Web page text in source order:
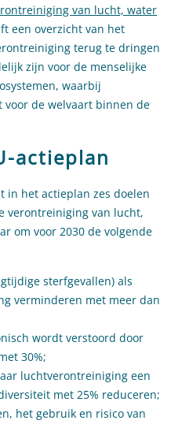
van lucht, water
een overzicht van het
terug te dringen
zijn voor de menselijke
waarbij
de welvaart binnen de
actieplan
in het actieplan zes doelen
verontreiniging van lucht,
om voor 2030 de volgende
sterfgevallen) als
verminderen met meer dan
wordt verstoord door
30%;
luchtverontreiniging een
met 25% reduceren;
het gebruik en risico van